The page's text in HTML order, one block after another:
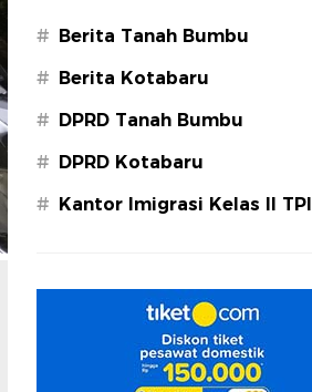
# Berita Tanah Bumbu
# Berita Kotabaru
# DPRD Tanah Bumbu
# DPRD Kotabaru
# Kantor Imigrasi Kelas II TPI